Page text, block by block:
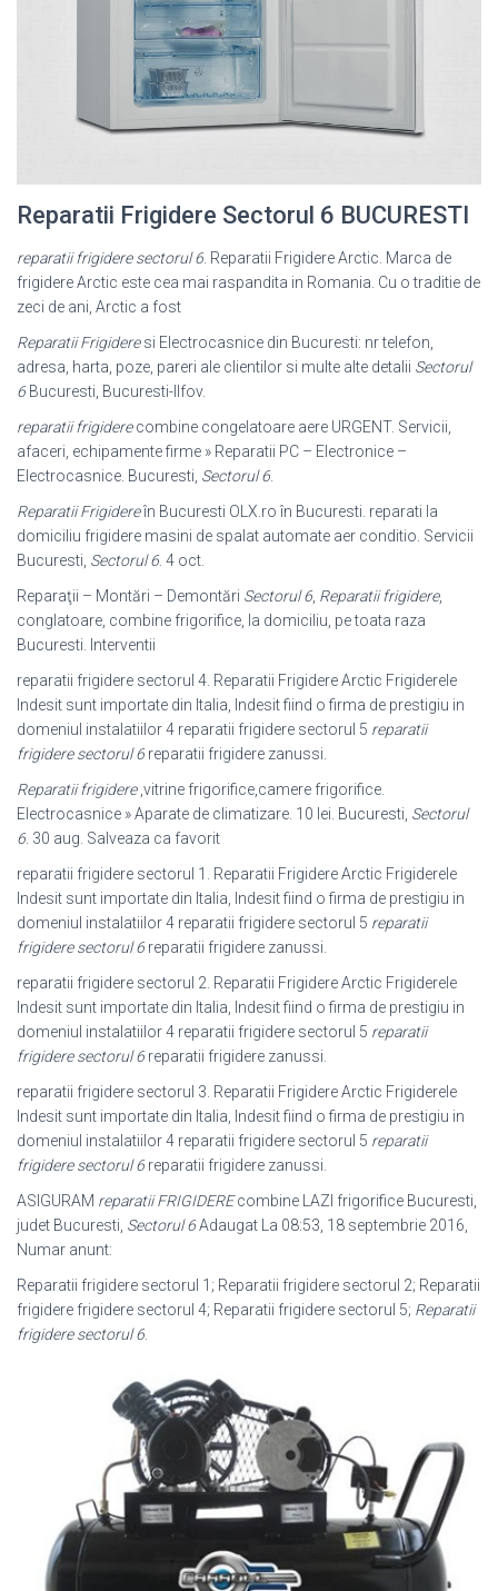
Reparatii Frigidere Sectorul 6 BUCURESTI
reparatii frigidere sectorul 6. Reparatii Frigidere Arctic. Marca de
frigidere Arctic este cea mai raspandita in Romania. Cu o traditie de
zeci de ani, Arctic a fost
Reparatii Frigideresi Electrocasnice din Bucuresti: nr telefon,
adresa, harta, poze , pareri ale clientilor si multe alte detalii Sectorul
6Bucuresti, Bucuresti-Ilfov.
reparatii frigiderecombine congelatoare aere URGENT. Servicii,
afaceri, echipamente firme » Reparatii PC – Electronice –
Electrocasnice. Bucuresti, Sectorul 6.
Reparatii Frigidereîn Bucuresti OLX.ro în Bucuresti. reparati la
domiciliu frigidere masini de spalat automate aer conditio. Servicii
Bucuresti, Sectorul 6. 4 oct.
Reparaţii – Montări – Demontări Sectorul 6, Reparatii frigidere,
conglatoare, combine frigorifice, la domiciliu, pe toata raza
Bucuresti. Interventii
reparatii frigidere sectorul 4. Reparatii Frigidere Arctic Frigiderele
Indesit sunt importate din Italia, Indesit fiind o firma de prestigiu in
domeniul instalatiilor 4 reparatii frigidere sectorul 5 reparatii
frigidere sectorul 6reparatii frigidere zanussi.
Reparatii frigidere,vitrine frigorifice,camere frigorifice.
Electrocasnice » Aparate de climatizare. 10 lei. Bucuresti, Sectorul
6. 30 aug. Salveaza ca favorit
reparatii frigidere sectorul 1. Reparatii Frigidere Arctic Frigiderele
Indesit sunt importate din Italia, Indesit fiind o firma de prestigiu in
domeniul instalatiilor 4 reparatii frigidere sectorul 5 reparatii
frigidere sectorul 6reparatii frigidere zanussi.
reparatii frigidere sectorul 2. Reparatii Frigidere Arctic Frigiderele
Indesit sunt importate din Italia, Indesit fiind o firma de prestigiu in
domeniul instalatiilor 4 reparatii frigidere sectorul 5 reparatii
frigidere sectorul 6reparatii frigidere zanussi.
reparatii frigidere sectorul 3. Reparatii Frigidere Arctic Frigiderele
Indesit sunt importate din Italia, Indesit fiind o firma de prestigiu in
domeniul instalatiilor 4 reparatii frigidere sectorul 5 reparatii
frigidere sectorul 6reparatii frigidere zanussi.
ASIGURAM reparatii FRIGIDEREcombine LAZI frigorifice Bucuresti,
judet Bucuresti, Sectorul 6Adaugat La 08:53, 18 septembrie 2016,
Numar anunt:
Reparatii frigidere sectorul 1; Reparatii frigidere sectorul 2; Reparatii
frigidere frigidere sectorul 4; Reparatii frigidere sectorul 5; Reparatii
frigidere sectorul 6.